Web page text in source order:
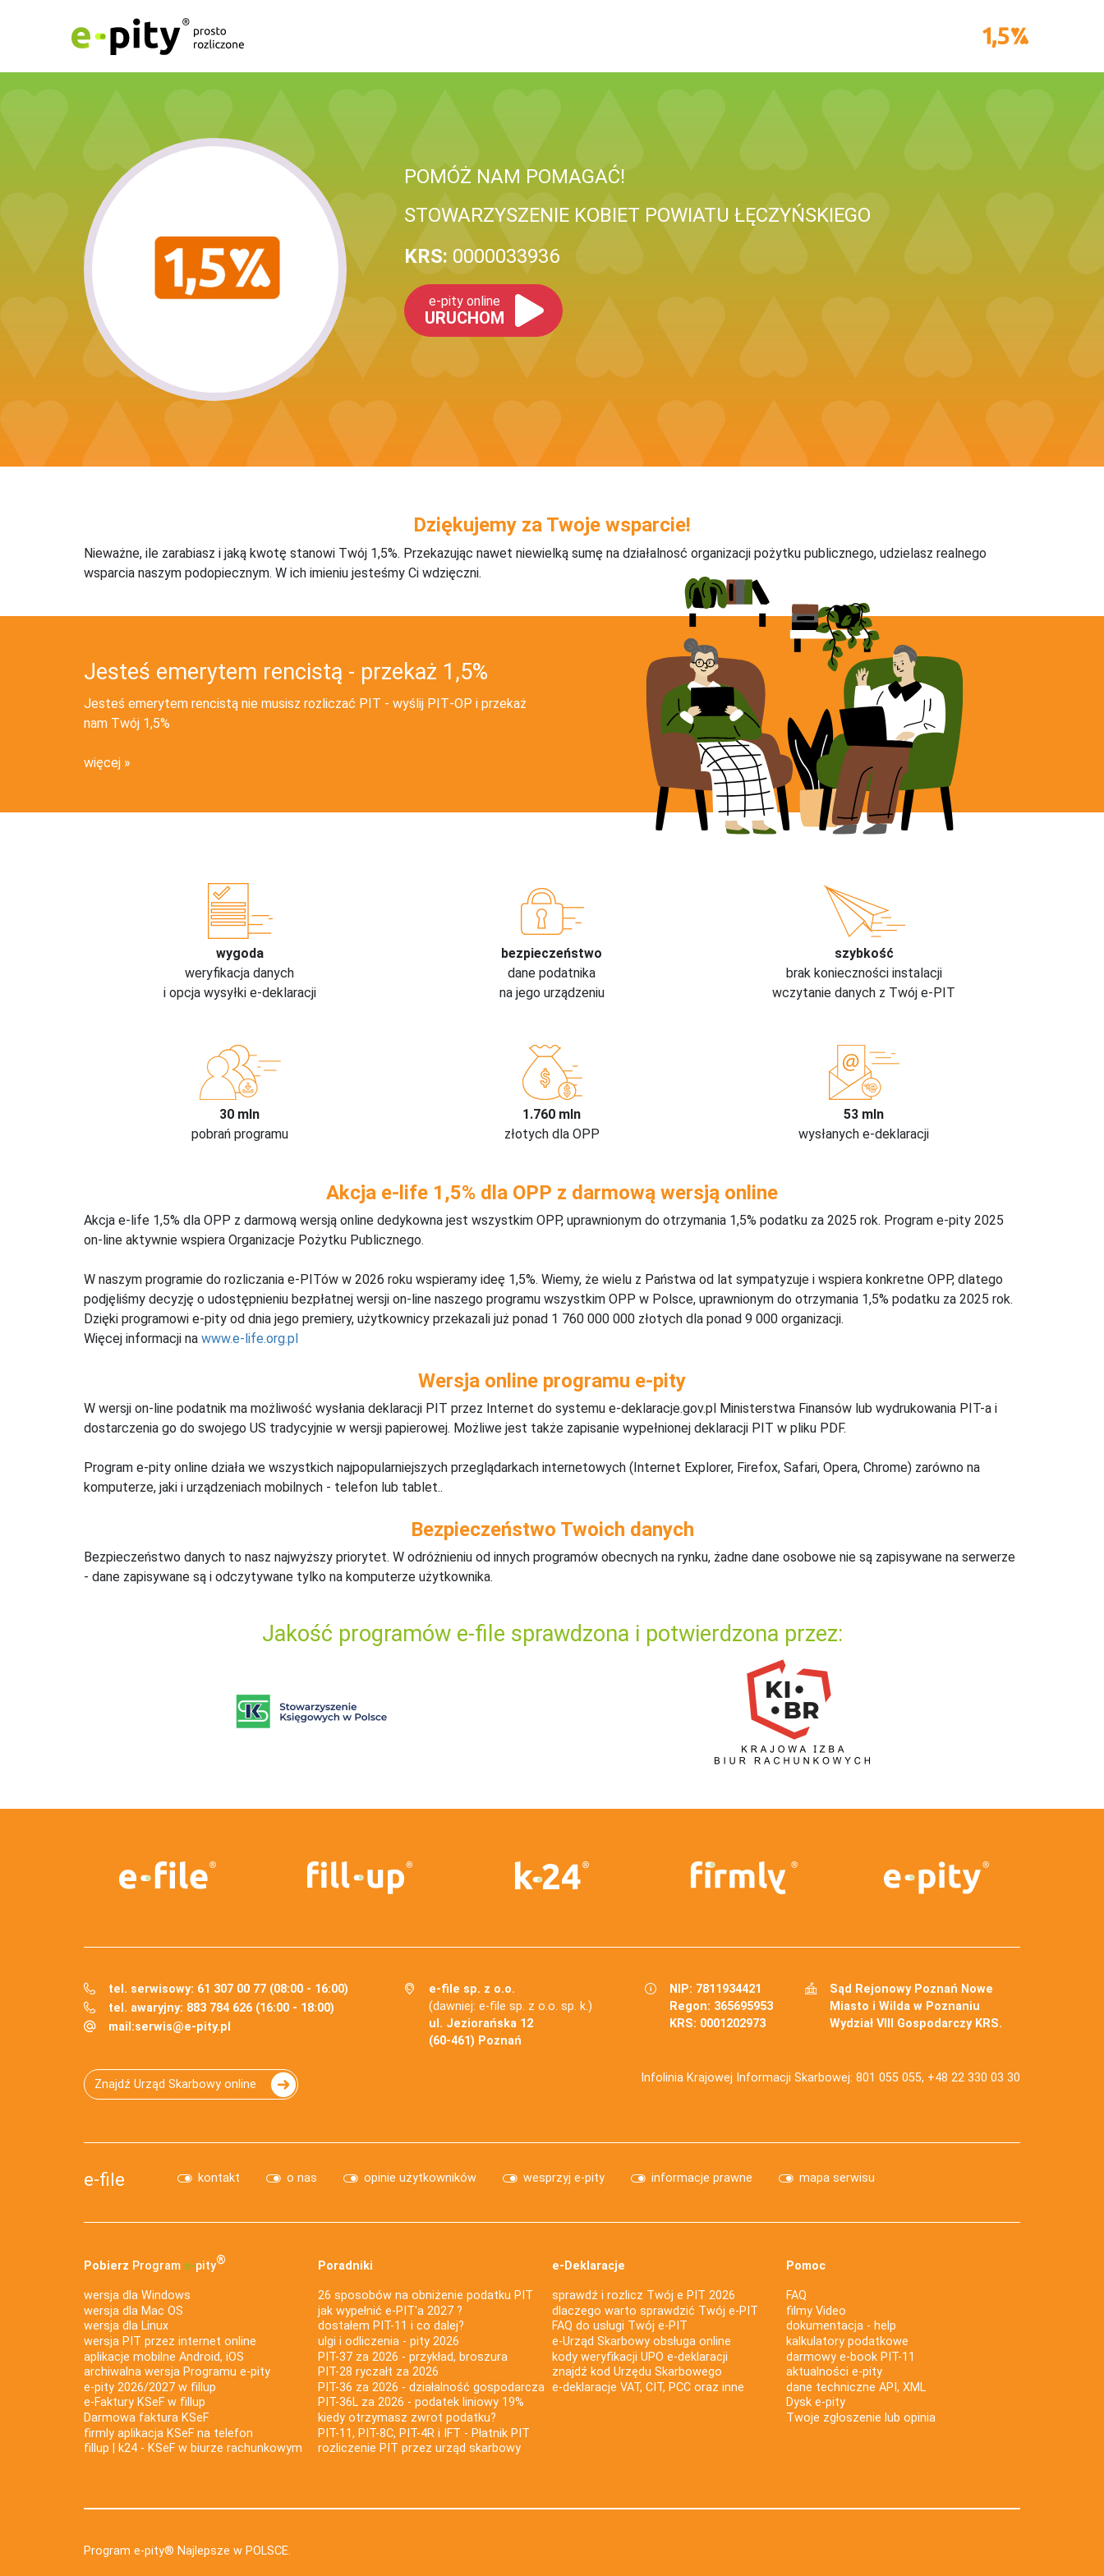
POMÓŻ NAM POMAGAĆ!
STOWARZYSZENIE KOBIET POWIATU ŁĘCZYŃSKIEGO
KRS: 0000033936
e-pity online
URUCHOM
Dziękujemy za Twoje wsparcie!
Nieważne, ile zarabiasz i jaką kwotę stanowi Twój 1,5%. Przekazując nawet niewielką sumę na działalnosć organizacji pożytku publicznego, udzielasz realnego
wsparcia naszym podopiecznym. W ich imieniu jesteśmy Ci wdzięczni.
Jesteś emerytem rencistą - przekaż 1,5%
Jesteś emerytem rencistą nie musisz rozliczać PIT - wyślij PIT‑OP i przekaż
nam Twój 1,5%
więcej
wygoda
weryfikacja danych
i opcja wysyłki e-deklaracji
bezpieczeństwo
dane podatnika
na jego urządzeniu
szybkość
brak konieczności instalacji
wczytanie danych z Twój e-PIT
30 mln
pobrań programu
1.760 mln
złotych dla OPP
53 mln
wysłanych e-deklaracji
Akcja e-life 1,5% dla OPP z darmową wersją online
Akcja e-life 1,5% dla OPP z darmową wersją online dedykowna jest wszystkim OPP, uprawnionym do otrzymania 1,5% podatku za 2025 rok. Program e-pity 2025
on-line aktywnie wspiera Organizacje Pożytku Publicznego.
W naszym programie do rozliczania e-PITów w 2026 roku wspieramy ideę 1,5%. Wiemy, że wielu z Państwa od lat sympatyzuje i wspiera konkretne OPP, dlatego
podjęliśmy decyzję o udostępnieniu bezpłatnej wersji on-line naszego programu wszystkim OPP w Polsce, uprawnionym do otrzymania 1,5% podatku za 2025 rok.
Dzięki programowi e-pity od dnia jego premiery, użytkownicy przekazali już ponad 1 760 000 000 złotych dla ponad 9 000 organizacji.
Więcej informacji na www.e-life.org.pl
Wersja online programu e-pity
W wersji on-line podatnik ma możliwość wysłania deklaracji PIT przez Internet do systemu e-deklaracje.gov.pl Ministerstwa Finansów lub wydrukowania PIT-a i
dostarczenia go do swojego US tradycyjnie w wersji papierowej. Możliwe jest także zapisanie wypełnionej deklaracji PIT w pliku PDF.
Program e-pity online działa we wszystkich najpopularniejszych przeglądarkach internetowych (Internet Explorer, Firefox, Safari, Opera, Chrome) zarówno na
komputerze, jaki i urządzeniach mobilnych - telefon lub tablet..
Bezpieczeństwo Twoich danych
Bezpieczeństwo danych to nasz najwyższy priorytet. W odróżnieniu od innych programów obecnych na rynku, żadne dane osobowe nie są zapisywane na serwerze
- dane zapisywane są i odczytywane tylko na komputerze użytkownika.
Jakość programów e-file sprawdzona i potwierdzona przez:
tel. serwisowy: 61 307 00 77 (08:00 - 16:00)
tel. awaryjny: 883 784 626 (16:00 - 18:00)
mail:serwis@e-pity.pl
e-file sp. z o.o.
(dawniej: e-file sp. z o.o. sp. k.)
ul. Jeziorańska 12
(60-461) Poznań
NIP: 7811934421
Regon: 365695953
KRS: 0001202973
Sąd Rejonowy Poznań Nowe
Miasto i Wilda w Poznaniu
Wydział VIII Gospodarczy KRS.
Znajdź Urząd Skarbowy online Infolinia Krajowej Informacji Skarbowej: 801 055 055, +48 22 330 03 30
e-file kontakt o nas opinie użytkowników wesprzyj e-pity informacje prawne mapa serwisu
Pobierz Program e‑pity®
wersja dla Windows
wersja dla Mac OS
wersja dla Linux
wersja PIT przez internet online
aplikacje mobilne Android, iOS
archiwalna wersja Programu e-pity
e-pity 2026/2027 w fillup
e‑Faktury KSeF w fillup
Darmowa faktura KSeF
firmly aplikacja KSeF na telefon
fillup | k24 - KSeF w biurze rachunkowym
Poradniki
26 sposobów na obniżenie podatku PIT
jak wypełnić e-PIT'a 2027 ?
dostałem PIT-11 i co dalej?
ulgi i odliczenia - pity 2026
PIT-37 za 2026 - przykład, broszura
PIT-28 ryczałt za 2026
PIT-36 za 2026 - działalność gospodarcza
PIT-36L za 2026 - podatek liniowy 19%
kiedy otrzymasz zwrot podatku?
PIT-11, PIT-8C, PIT-4R i IFT - Płatnik PIT
rozliczenie PIT przez urząd skarbowy
e-Deklaracje
sprawdź i rozlicz Twój e PIT 2026
dlaczego warto sprawdzić Twój e-PIT
FAQ do usługi Twój e-PIT
e-Urząd Skarbowy obsługa online
kody weryfikacji UPO e-deklaracji
znajdź kod Urzędu Skarbowego
e-deklaracje VAT, CIT, PCC oraz inne
Pomoc
FAQ
filmy Video
dokumentacja - help
kalkulatory podatkowe
darmowy e-book PIT-11
aktualności e-pity
dane techniczne API, XML
Dysk e-pity
Twoje zgłoszenie lub opinia
Program e-pity® Najlepsze w POLSCE.